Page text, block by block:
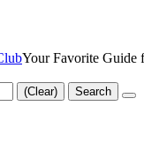
Your Favorite Guide
(Clear) Search